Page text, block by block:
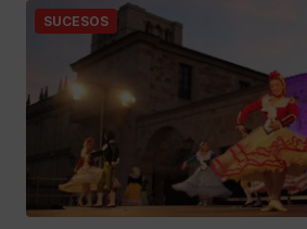
SUCESOS